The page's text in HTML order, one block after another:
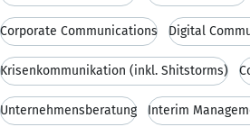
Corporate Communications Digital
Krisenkommunikation (inkl. Shitstorms)
Unternehmensberatung Interim